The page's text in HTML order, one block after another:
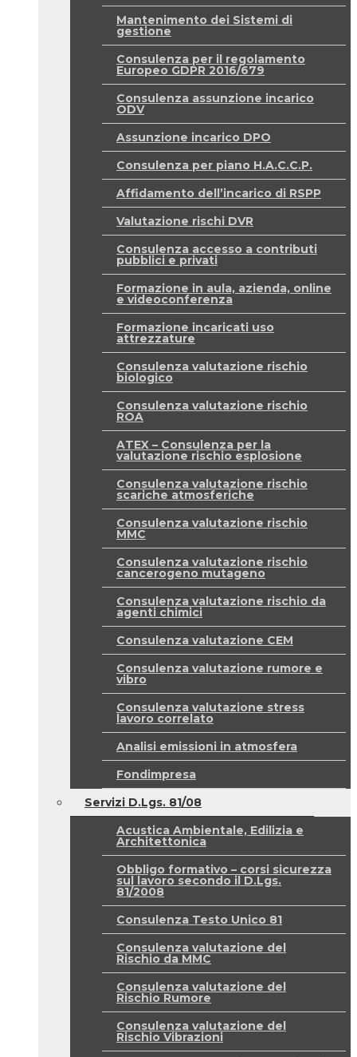
Mantenimento dei Sistemi di
gestione
Consulenza per il regolamento
Europeo GDPR 2016/679
Consulenza assunzione incarico
ODV
Assunzione incarico DPO
Consulenza per piano H.A.C.C.P.
Affidamento dell’incarico di RSPP
Valutazione rischi DVR
Consulenza accesso a contributi
pubblici e privati
Formazione in aula, azienda, online
e videoconferenza
Formazione incaricati uso
attrezzature
Consulenza valutazione rischio
biologico
Consulenza valutazione rischio
ROA
ATEX – Consulenza per la
valutazione rischio esplosione
Consulenza valutazione rischio
scariche atmosferiche
Consulenza valutazione rischio
MMC
Consulenza valutazione rischio
cancerogeno mutageno
Consulenza valutazione rischio da
agenti chimici
Consulenza valutazione CEM
Consulenza valutazione rumore e
vibro
Consulenza valutazione stress
lavoro correlato
Analisi emissioni in atmosfera
Fondimpresa
Servizi D.Lgs. 81/08
Acustica Ambientale, Edilizia e
Architettonica
Obbligo formativo – corsi sicurezza
sul lavoro secondo il D.Lgs.
81/2008
Consulenza Testo Unico 81
Consulenza valutazione del
Rischio da MMC
Consulenza valutazione del
Rischio Rumore
Consulenza valutazione del
Rischio Vibrazioni